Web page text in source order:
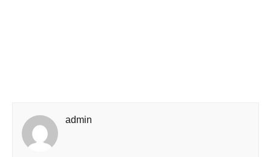
admin